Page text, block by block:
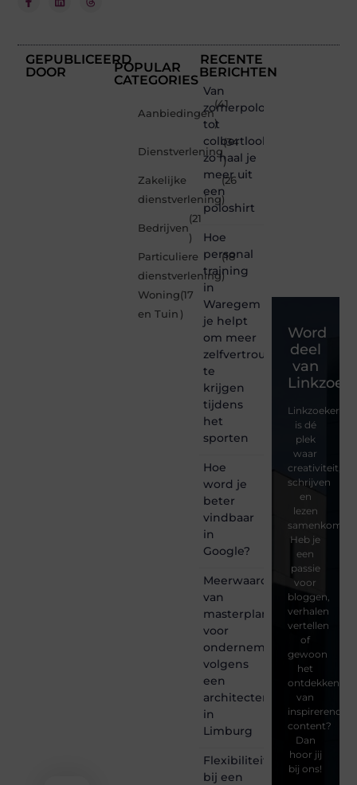
GEPUBLICEERD
DOOR
POPULAR
CATEGORIES
Aanbiedingen
(41
)
Dienstverlening
(34
)
Zakelijke
dienstverlening
(26
)
Bedrijven
(21
)
Particuliere
dienstverlening
(18
)
Woning
en Tuin
(17
)
RECENTE
BERICHTEN
Van
zomerpolo
tot
colbertlook
zo haal je
meer uit
een
poloshirt
Hoe
personal
training
in
Waregem
je helpt
om meer
zelfvertrouwen
te
krijgen
tijdens
het
sporten
Hoe
word je
beter
vindbaar
in
Google?
Meerwaarde
van
masterplanning
voor
ondernemingen
volgens
een
architectenbureau
in
Limburg
Flexibiliteit
bij een
Word
deel
van
is dé
plek
waar
creativiteit,
schrijven
en
lezen
samenkomen.
Heb je
een
passie
voor
bloggen,
verhalen
vertellen
of
gewoon
het
ontdekken
van
inspirerende
content?
Dan
hoor jij
bij ons!